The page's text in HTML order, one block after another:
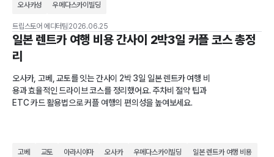
오사카성 우메다스카이빌딩
트립스토어 에디터팀 2026.06.25
일본 렌트카 여행 비용 간사이 2박3일 커플 코스 총정
리
오사카, 고베, 교토를 잇는 간사이 2박 3일 일본 렌트카 여행 비
용과 효율적인 드라이브 코스를 정리했어요. 주차비 절약 팁과
ETC 카드 활용법으로 커플 여행의 편의성을 높여보세요.
고베 교토 아라시야마 오사카 우메다스카이빌딩 일본 렌트카 여행 비용